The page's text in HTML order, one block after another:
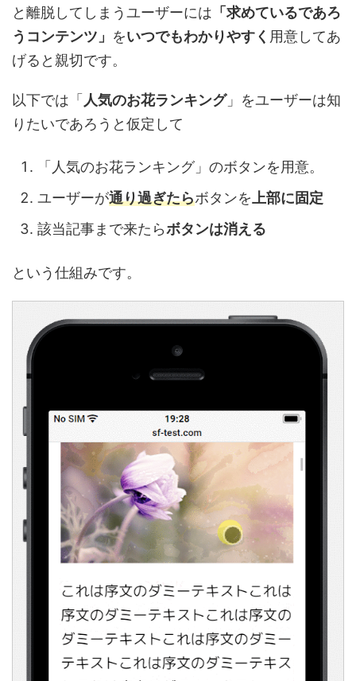
と離脱してしまうユーザーには 「求めているであろ
うコンテンツ」 をいつでもわかりやすく 用意してあ
げると親切です。
以下では「人気のお花ランキング」をユーザーは知
りたいであろうと仮定して
「人気のお花ランキング」のボタンを用意。
ユーザーが通り過ぎたらボタンを上部に固定
該当記事まで来たらボタンは消える
という仕組みです。